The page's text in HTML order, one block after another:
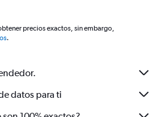
precios exactos, sin embargo,
.
datos para ti